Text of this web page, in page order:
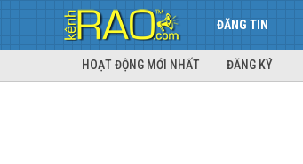
ĐĂNG TIN
HOẠT ĐỘNG MỚI NHẤT ĐĂNG KÝ